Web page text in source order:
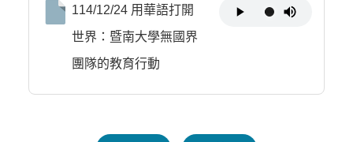
114/12/24 用華語打開
世界：暨南大學無國界
團隊的教育行動